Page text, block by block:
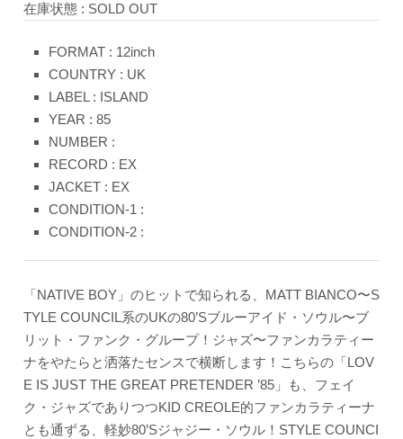
在庫状態 : SOLD OUT
FORMAT : 12inch
COUNTRY : UK
LABEL : ISLAND
YEAR : 85
NUMBER :
RECORD : EX
JACKET : EX
CONDITION-1 :
CONDITION-2 :
「NATIVE BOY」のヒットで知られる、MATT BIANCO〜S
TYLE COUNCIL系のUKの80’Sブルーアイド・ソウル〜ブ
リット・ファンク・グループ！ジャズ〜ファンカラティー
ナをやたらと洒落たセンスで横断します！こちらの「LOV
E IS JUST THE GREAT PRETENDER ’85」も、フェイ
ク・ジャズでありつつKID CREOLE的ファンカラティーナ
とも通ずる、軽妙80’Sジャジー・ソウル！STYLE COUNCI